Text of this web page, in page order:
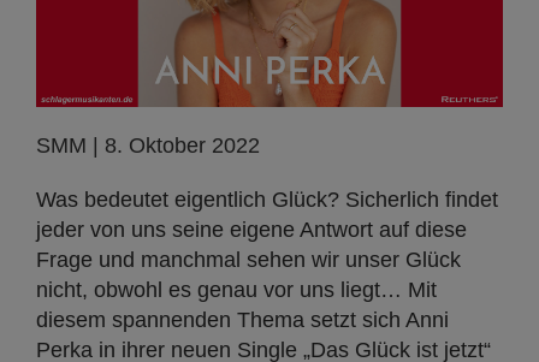
SMM | 8. Oktober 2022
Was bedeutet eigentlich Glück? Sicherlich findet
jeder von uns seine eigene Antwort auf diese
Frage und manchmal sehen wir unser Glück
nicht, obwohl es genau vor uns liegt… Mit
diesem spannenden Thema setzt sich Anni
Perka in ihrer neuen Single „Das Glück ist jetzt“